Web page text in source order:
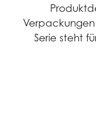
Verpackungen
Serie steht